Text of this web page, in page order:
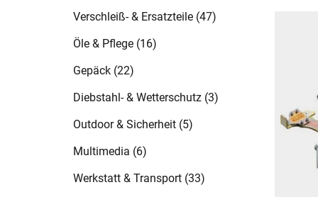
Verschleiß- & Ersatzteile (47)
Öle & Pflege (16)
Gepäck (22)
Diebstahl- & Wetterschutz (3)
Outdoor & Sicherheit (5)
Multimedia (6)
Werkstatt & Transport (33)